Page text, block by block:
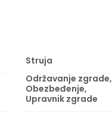
Struja
Održavanje zgrade,
Obezbeđenje,
Upravnik zgrade